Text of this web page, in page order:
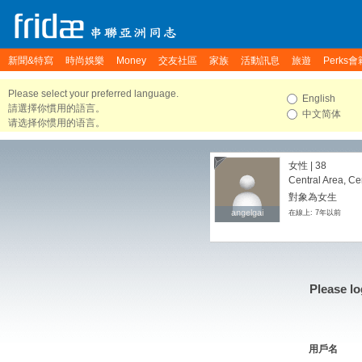
新聞&特寫 時尚娛樂 Money 交友社區 家族 活動訊息 旅遊 Perks會
Please select your preferred language.
請選擇你慣用的語言。
请选择你惯用的语言。
English
中文简体
angelgai
angelgai
女性 | 38
Central Area,
對象為女生
在線上: 7年以前
Please
用戶名